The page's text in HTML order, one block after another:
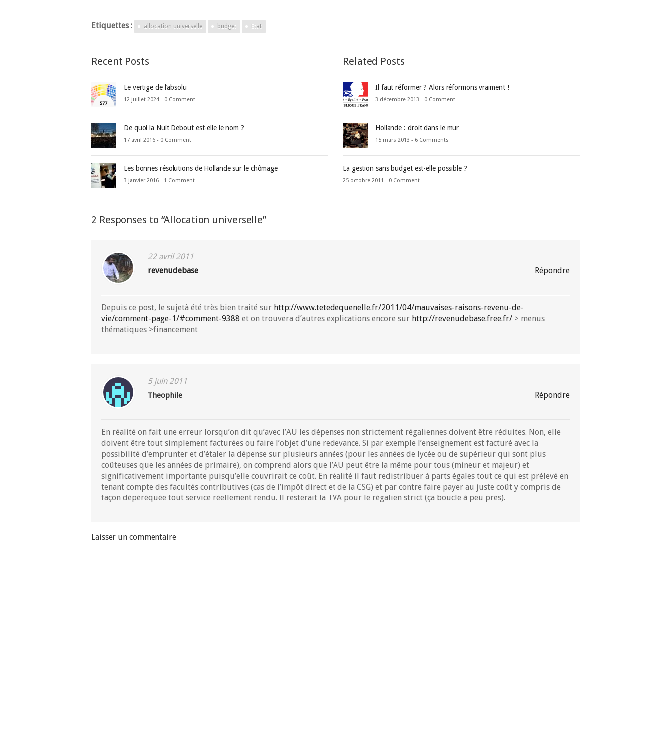
Etiquettes : allocation universelle budget Etat
Recent Posts
Le vertige de l’absolu
12 juillet 2024 - 0 Comment
De quoi la Nuit Debout est-elle le nom ?
17 avril 2016 - 0 Comment
Les bonnes résolutions de Hollande sur le chômage
3 janvier 2016 - 1 Comment
Related Posts
Il faut réformer ? Alors réformons vraiment !
3 décembre 2013 - 0 Comment
Hollande : droit dans le mur
15 mars 2013 - 6 Comments
La gestion sans budget est-elle possible ?
25 octobre 2011 - 0 Comment
2 Responses to “Allocation universelle”
22 avril 2011
revenudebase
Répondre
Depuis ce post, le sujetà été très bien traité sur http://www.tetedequenelle.fr/2011/04/mauvaises-raisons-revenu-de-
vie/comment-page-1/#comment-9388 et on trouvera d’autres explications encore sur http://revenudebase.free.fr/ > menus
thématiques >financement
5 juin 2011
Theophile Répondre
En réalité on fait une erreur lorsqu’on dit qu’avec l’AU les dépenses non strictement régaliennes doivent être réduites. Non, elle
doivent être tout simplement facturées ou faire l’objet d’une redevance. Si par exemple l’enseignement est facturé avec la
possibilité d’emprunter et d’étaler la dépense sur plusieurs années (pour les années de lycée ou de supérieur qui sont plus
coûteuses que les années de primaire), on comprend alors que l’AU peut être la même pour tous (mineur et majeur) et
significativement importante puisqu’elle couvrirait ce coût. En réalité il faut redistribuer à parts égales tout ce qui est prélevé en
tenant compte des facultés contributives (cas de l’impôt direct et de la CSG) et par contre faire payer au juste coût y compris de
façon dépéréquée tout service réellement rendu. Il resterait la TVA pour le régalien strict (ça boucle à peu près).
Laisser un commentaire